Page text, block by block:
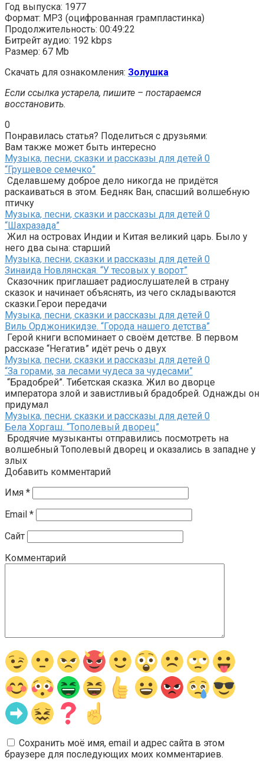
Год выпуска: 1977
Формат: MP3 (оцифрованная грампластинка)
Продолжительность: 00:49:22
Битрейт аудио: 192 kbps
Размер: 67 Mb
Скачать для ознакомления: Золушка
Если ссылка устарела, пишите – постараемся
восстановить.
0
Понравилась статья? Поделиться с друзьями:
Вам также может быть интересно
Музыка, песни, сказки и рассказы для детей 0
“Грушевое семечко”
Сделавшему доброе дело никогда не придётся
раскаиваться в этом. Бедняк Ван, спасший волшебную
птичку
Музыка, песни, сказки и рассказы для детей 0
“Шахразада”
Жил на островах Индии и Китая великий царь. Было у
него два сына: старший
Музыка, песни, сказки и рассказы для детей 0
Зинаида Новлянская. “У тесовых у ворот”
Сказочник приглашает радиослушателей в страну
сказок и начинает объяснять, из чего складываются
сказки.Герои передачи
Музыка, песни, сказки и рассказы для детей 0
Виль Орджоникидзе. “Города нашего детства”
Герой книги вспоминает о своём детстве. В первом
рассказе “Негатив” идёт речь о двух
Музыка, песни, сказки и рассказы для детей 0
“За горами, за лесами чудеса за чудесами”
“Брадобрей”. Тибетская сказка. Жил во дворце
императора злой и завистливый брадобрей. Однажды он
придумал
Музыка, песни, сказки и рассказы для детей 0
Бела Хоргаш. “Тополевый дворец”
Бродячие музыканты отправились посмотреть на
волшебный Тополевый дворец и оказались в западне у
злых
Добавить комментарий
Имя *
Email *
Сайт
Комментарий
Сохранить моё имя, email и адрес сайта в этом
браузере для последующих моих комментариев.